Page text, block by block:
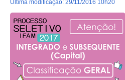
última modificação: 29/11/2016 10h20